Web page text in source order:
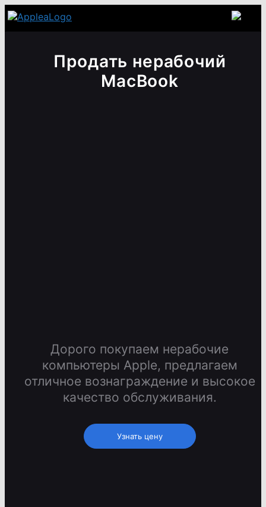
Продать нерабочий
MacBook
Дорого покупаем нерабочие
компьютеры Apple, предлагаем
отличное вознаграждение и высокое
качество обслуживания.
Узнать цену